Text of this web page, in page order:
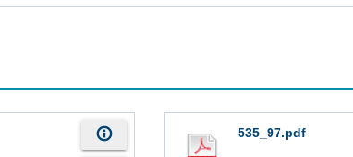
info_outline 535_97.pdf